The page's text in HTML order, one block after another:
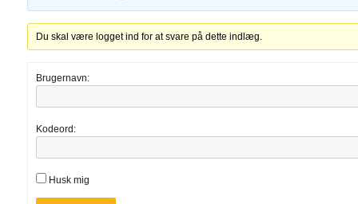
Du skal være logget ind for at svare på dette indlæg.
Brugernavn:
Kodeord:
Husk mig